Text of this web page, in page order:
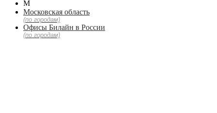
М
Московская область
(по городам)
Офисы Билайн в России
(по городам)